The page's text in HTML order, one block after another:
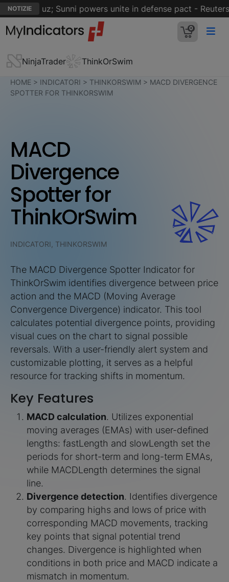
NOTIZIE
Hormuz; Sunni powers unite in defense pact - Reuters
0
NinjaTrader ThinkOrSwim
HOME > INDICATORI > THINKORSWIM > MACD DIVERGENCE
SPOTTER FOR THINKORSWIM
MACD
Divergence
Spotter for
ThinkOrSwim
INDICATORI, THINKORSWIM
The MACD Divergence Spotter Indicator for
ThinkOrSwim identifies divergence between price
action and the MACD (Moving Average
Convergence Divergence) indicator. This tool
calculates potential divergence points, providing
visual cues on the chart to signal possible
reversals. With a user-friendly alert system and
customizable plotting, it serves as a helpful
resource for tracking shifts in momentum.
Key Features
MACD calculation. Utilizes exponential
moving averages (EMAs) with user-defined
lengths: fastLength and slowLength set the
periods for short-term and long-term EMAs,
while MACDLength determines the signal
line.
Divergence detection. Identifies divergence
by comparing highs and lows of price with
corresponding MACD movements, tracking
key points that signal potential trend
changes. Divergence is highlighted when
conditions in both price and MACD indicate a
mismatch in momentum.